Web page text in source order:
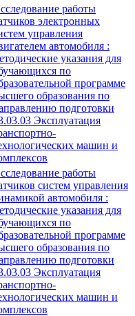
работы
электронных
управления
автомобиля :
указания для
по
программе
образования по
подготовки
Эксплуатация
машин и
работы
систем управления
автомобиля :
указания для
по
программе
образования по
подготовки
Эксплуатация
машин и